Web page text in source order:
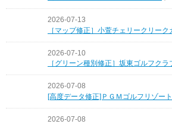
2026-07-13
［マップ修正］小萱チェリークリー
2026-07-10
［グリーン種別修正］坂東ゴルフクラ
2026-07-08
[高度データ修正]ＰＧＭゴルフリゾー
2026-07-08